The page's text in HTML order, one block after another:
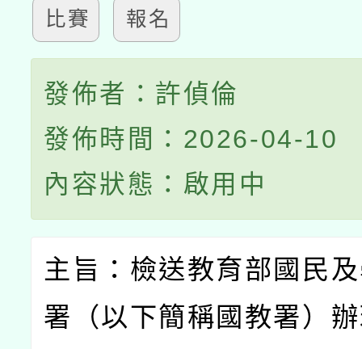
比賽 報名
發佈者：許偵倫
發佈時間：2026-04-10
內容狀態：啟用中
主旨：檢送教育部國民
署（以下簡稱國教署）